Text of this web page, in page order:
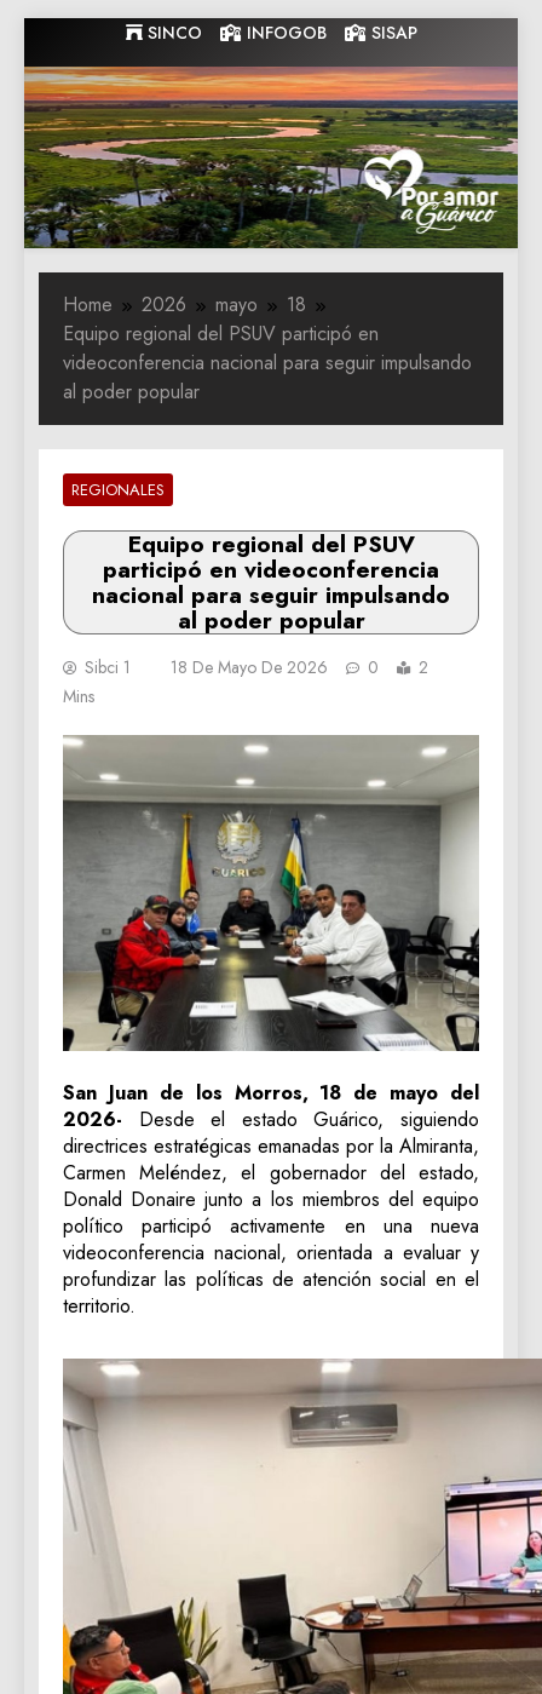
to
content
SINCO INFOGOB SISAP
Gobernacion
de Guarico
Gobernacion de Guarico
Home 2026 mayo
18
Equipo regional del PSUV participó en
videoconferencia nacional para seguir impulsando
al poder popular‎
REGIONALES
Equipo regional del PSUV
participó en videoconferencia
nacional para seguir impulsando
al poder popular‎
Sibci 1 18 De Mayo De 2026 0
2
Mins
San Juan de los Morros, 18 de mayo del
2026- Desde el estado Guárico, siguiendo
directrices estratégicas emanadas por la Almiranta,
Carmen Meléndez, el gobernador del estado,
Donald Donaire junto a los miembros del equipo
político participó activamente en una nueva
videoconferencia nacional, orientada a evaluar y
profundizar las políticas de atención social en el
territorio.